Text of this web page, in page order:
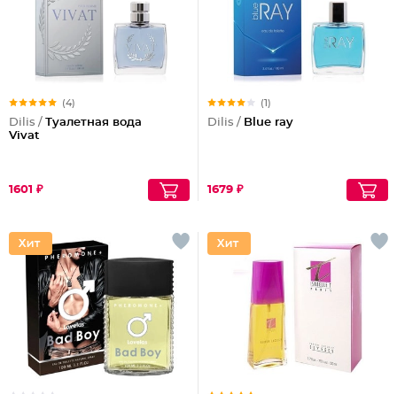
(4)
Dilis / Туалетная вода
Vivat
1601 ₽
(1)
Dilis / Blue ray
1679 ₽